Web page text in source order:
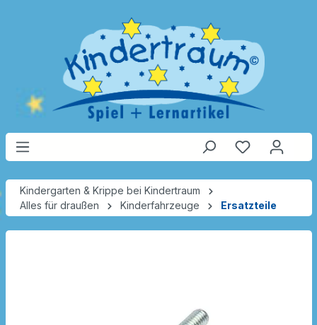
Kindergarten & Krippe bei Kindertraum
Alles für draußen
Kinderfahrzeuge Ersatzteile